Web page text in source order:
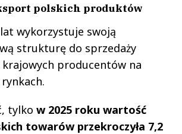
polskich produktów
wykorzystuje swoją
strukturę do sprzedaży
producentów na
tylko w 2025 roku wartość
towarów przekroczyła 7,2